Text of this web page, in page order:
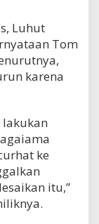
Luhut
Tom
karena
lakukan
ke
itu,”